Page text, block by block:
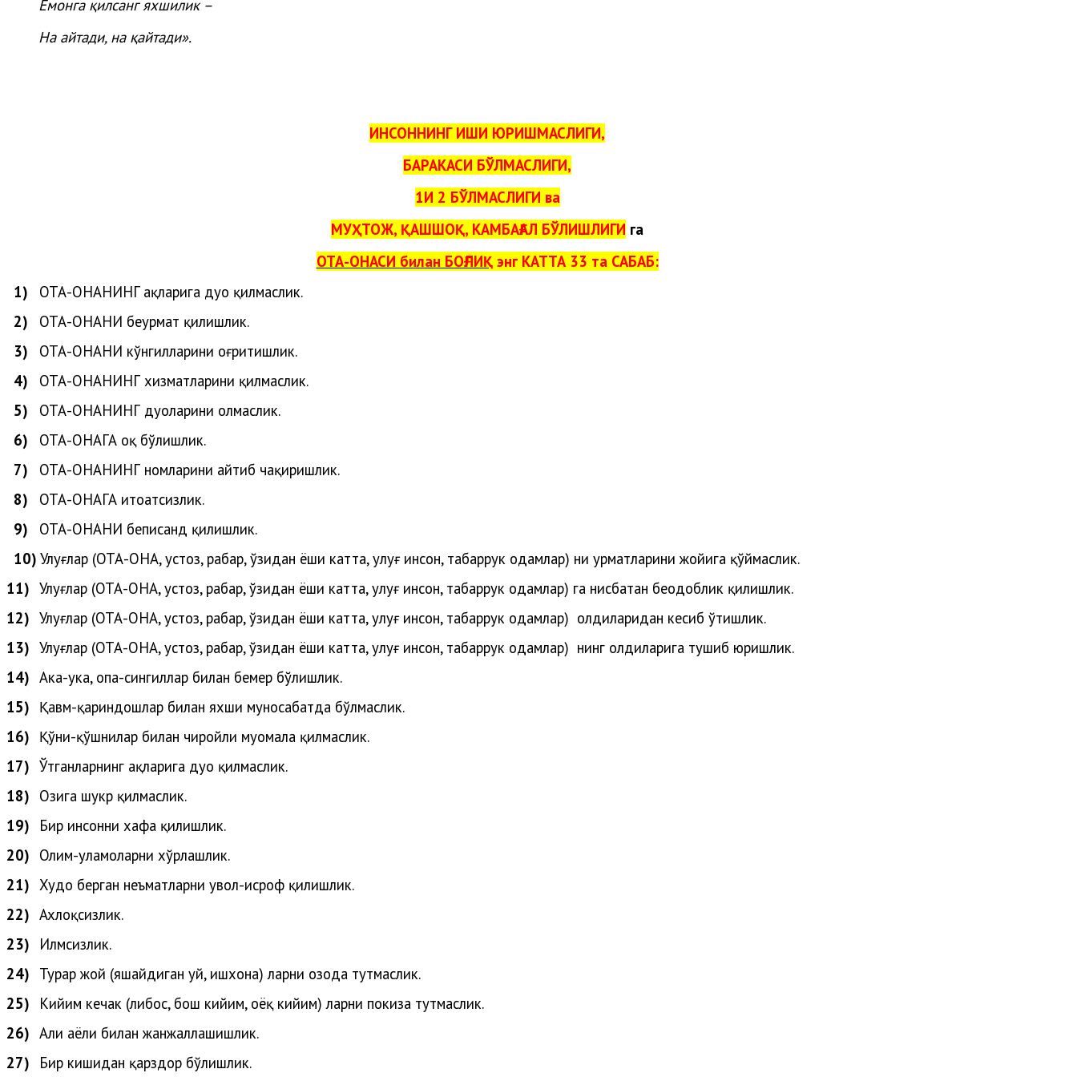
Ёмонга қилсанг яхшилик –
На айтади, на қайтади».
ИНСОННИНГ ИШИ ЮРИШМАСЛИГИ,
БАРАКАСИ БЎЛМАСЛИГИ,
1И 2 БЎЛМАСЛИГИ ва
МУҲТОЖ, ҚАШШОҚ, КАМБАҒАЛ БЎЛИШЛИГИ га
ОТА-ОНАСИ билан БОҒЛИҚэнг КАТТА 33 та САБАБ:
1)
ОТА-ОНАНИНГ ҳақларига дуо қилмаслик.
2)
ОТА-ОНАНИ беҳурмат қилишлик.
3)
ОТА-ОНАНИ кўнгилларини оғритишлик.
4)
ОТА-ОНАНИНГ хизматларини қилмаслик.
5)
ОТА-ОНАНИНГ дуоларини олмаслик.
6)
ОТА-ОНАГА оқ бўлишлик.
7)
ОТА-ОНАНИНГ номларини айтиб чақиришлик.
8)
ОТА-ОНАГА итоатсизлик.
9)
ОТА-ОНАНИ беписанд қилишлик.
10) Улуғлар (ОТА-ОНА, устоз, раҳбар, ўзидан ёши катта, улуғ инсон, табаррук одамлар) ни ҳурматларини жойига қўймаслик.
11) Улуғлар (ОТА-ОНА, устоз, раҳбар, ўзидан ёши катта, улуғ инсон, табаррук одамлар) га нисбатан беодоблик қилишлик.
12) Улуғлар (ОТА-ОНА, устоз, раҳбар, ўзидан ёши катта, улуғ инсон, табаррук одамлар) олдиларидан кесиб ўтишлик.
13) Улуғлар (ОТА-ОНА, устоз, раҳбар, ўзидан ёши катта, улуғ инсон, табаррук одамлар) нинг олдиларига тушиб юришлик.
14) Ака-ука, опа-сингиллар билан бемеҳр бўлишлик.
15) Қавм-қариндошлар билан яхши муносабатда бўлмаслик.
16) Қўни-қўшнилар билан чиройли муомала қилмаслик.
17) Ўтганларнинг ҳақларига дуо қилмаслик.
18) Озига шукр қилмаслик.
19)
Бир инсонни хафа қилишлик.
20) Олим-уламоларни хўрлашлик.
21) Худо берган неъматларни увол-исроф қилишлик.
22) Ахлоқсизлик.
23)
Илмсизлик.
24) Турар жой (яшайдиган уй, ишхона) ларни озода тутмаслик.
25)
Кийим кечак (либос, бош кийим, оёқ кийим) ларни покиза тутмаслик.
26) Аҳли аёли билан жанжаллашишлик.
27)
Бир кишидан қарздор бўлишлик.